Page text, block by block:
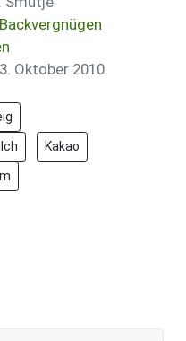
Backvergnügen
Oktober 2010
Kakao
Rolle mit Walnüssen
Selterwasserkuchen